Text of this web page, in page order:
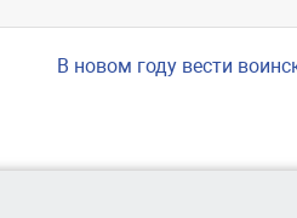
В новом году вести